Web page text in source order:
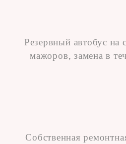
Резервный автобус на
мажоров, замена в
Собственная